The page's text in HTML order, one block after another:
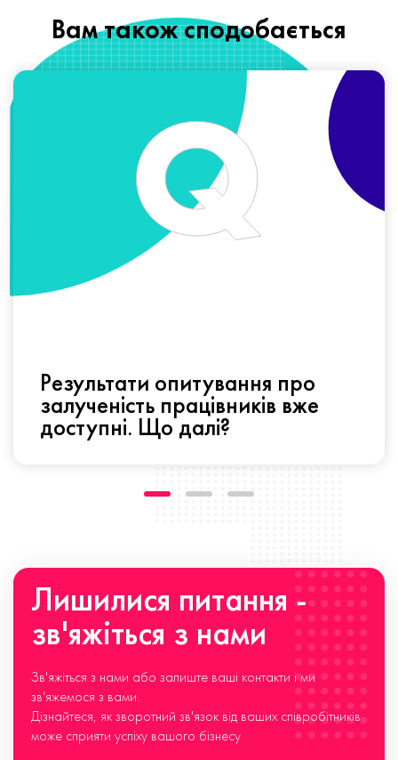
Вам також сподобається
Результати опитування про
залученість працівників вже
доступні. Що далі?
Лишилися питання -
зв'яжіться з нами
Зв'яжіться з нами або залиште ваші контакти і ми
зв'яжемося з вами.
Дізнайтеся, як зворотний зв'язок від ваших співробітників
може сприяти успіху вашого бізнесу